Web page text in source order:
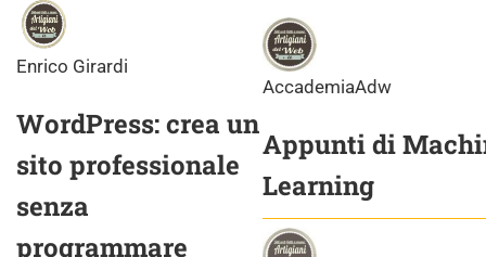
Enrico Girardi
WordPress: crea un
sito professionale
senza
programmare
AccademiaAdw
Appunti di
Learning